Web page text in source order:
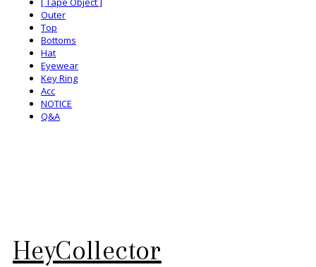
Outer
Top
Bottoms
Hat
Eyewear
Key Ring
Acc
NOTICE
Q&A
HeyCollector